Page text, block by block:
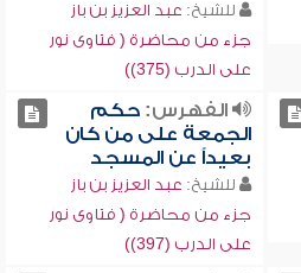
للشيخ: عبد العزيز بن باز
جزء من محاضرة ( فتاوى نور
على الدرب (375))
الفهرس:حكم
الجمعة على من كان
بعيداً عن المسجد
للشيخ: عبد العزيز بن باز
جزء من محاضرة ( فتاوى نور
على الدرب (397))